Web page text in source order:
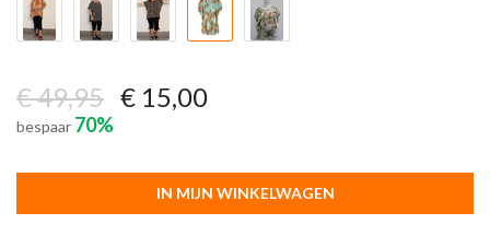
€ 49,95 € 15,00
bespaar 70%
IN MIJN WINKELWAGEN